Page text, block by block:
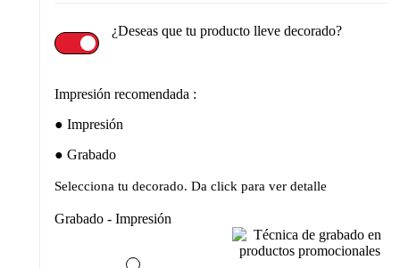
¿Deseas que tu producto lleve decorado?
Impresión recomendada :
Impresión
Grabado
Selecciona tu decorado. Da click para ver detalle
Grabado - Impresión